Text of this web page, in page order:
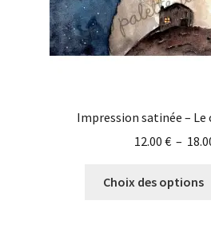
Impression satinée – Le
12.00 € –
Choix des options